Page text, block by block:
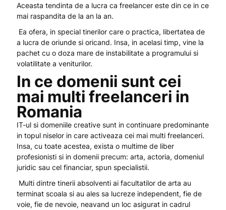
Aceasta tendinta de a lucra ca freelancer este din ce in ce
mai raspandita de la an la an.
Ea ofera, in special tinerilor care o practica, libertatea de
a lucra de oriunde si oricand. Insa, in acelasi timp, vine la
pachet cu o doza mare de instabilitate a programului si
volatilitate a veniturilor.
In ce domenii sunt cei
mai multi freelanceri in
Romania
IT-ul si domeniile creative sunt in continuare predominante
in topul niselor in care activeaza cei mai multi freelanceri.
Insa, cu toate acestea, exista o multime de liber
profesionisti si in domenii precum: arta, actoria, domeniul
juridic sau cel financiar, spun specialistii.
Multi dintre tinerii absolventi ai facultatilor de arta au
terminat scoala si au ales sa lucreze independent, fie de
voie, fie de nevoie, neavand un loc asigurat in cadrul